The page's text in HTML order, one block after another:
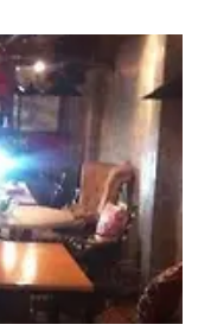
과 머리속에서도 '활기'를
하는 '북북북 책 나눔 모
가지고 나와서 다른 사람
을 갖는 다른 참여자가